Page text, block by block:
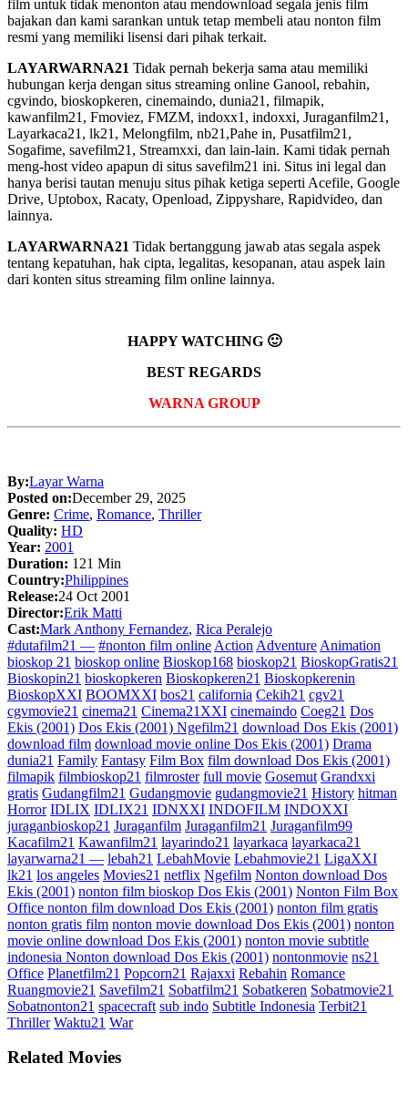
film untuk tidak menonton atau mendownload segala jenis film
bajakan dan kami sarankan untuk tetap membeli atau nonton film
resmi yang memiliki lisensi dari pihak terkait.
LAYARWARNA21 Tidak pernah bekerja sama atau memiliki
hubungan kerja dengan situs streaming online Ganool, rebahin,
cgvindo, bioskopkeren, cinemaindo, dunia21, filmapik,
kawanfilm21, Fmoviez, FMZM, indoxx1, indoxxi, Juraganfilm21,
Layarkaca21, lk21, Melongfilm, nb21,Pahe in, Pusatfilm21,
Sogafime, savefilm21, Streamxxi, dan lain-lain. Kami tidak pernah
meng-host video apapun di situs savefilm21 ini. Situs ini legal dan
hanya berisi tautan menuju situs pihak ketiga seperti Acefile, Google
Drive, Uptobox, Racaty, Openload, Zippyshare, Rapidvideo, dan
lainnya.
LAYARWARNA21 Tidak bertanggung jawab atas segala aspek
tentang kepatuhan, hak cipta, legalitas, kesopanan, atau aspek lain
dari konten situs streaming film online lainnya.
HAPPY WATCHING 🙂
BEST REGARDS
WARNA GROUP
By:Layar Warna
Posted on:December 29, 2025
Genre: Crime, Romance, Thriller
Quality: HD
Year: 2001
Duration: 121 Min
Country:Philippines
Release:24 Oct 2001
Director:Erik Matti
Cast:Mark Anthony Fernandez, Rica Peralejo
#dutafilm21 — #nonton film online Action Adventure Animation
bioskop 21 bioskop online Bioskop168 bioskop21 BioskopGratis21
Bioskopin21 bioskopkeren Bioskopkeren21 Bioskopkerenin
BioskopXXI BOOMXXI bos21 california Cekih21 cgv21
cgvmovie21 cinema21 Cinema21XXI cinemaindo Coeg21 Dos
Ekis (2001) Dos Ekis (2001) Ngefilm21 download Dos Ekis (2001)
download film download movie online Dos Ekis (2001) Drama
dunia21 Family Fantasy Film Box film download Dos Ekis (2001)
filmapik filmbioskop21 filmroster full movie Gosemut Grandxxi
gratis Gudangfilm21 Gudangmovie gudangmovie21 History hitman
Horror IDLIX IDLIX21 IDNXXI INDOFILM INDOXXI
juraganbioskop21 Juraganfilm Juraganfilm21 Juraganfilm99
Kacafilm21 Kawanfilm21 layarindo21 layarkaca layarkaca21
layarwarna21 — lebah21 LebahMovie Lebahmovie21 LigaXXI
lk21 los angeles Movies21 netflix Ngefilm Nonton download Dos
Ekis (2001) nonton film bioskop Dos Ekis (2001) Nonton Film Box
Office nonton film download Dos Ekis (2001) nonton film gratis
nonton gratis film nonton movie download Dos Ekis (2001) nonton
movie online download Dos Ekis (2001) nonton movie subtitle
indonesia Nonton download Dos Ekis (2001) nontonmovie ns21
Office Planetfilm21 Popcorn21 Rajaxxi Rebahin Romance
Ruangmovie21 Savefilm21 Sobatfilm21 Sobatkeren Sobatmovie21
Sobatnonton21 spacecraft sub indo Subtitle Indonesia Terbit21
Thriller Waktu21 War
Related Movies